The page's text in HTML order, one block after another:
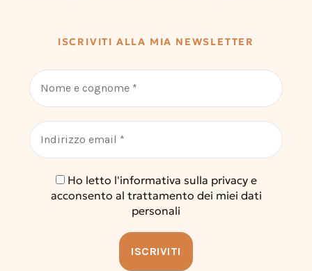
ISCRIVITI ALLA MIA NEWSLETTER
Ho letto l'informativa sulla privacy e
acconsento al trattamento dei miei dati
personali